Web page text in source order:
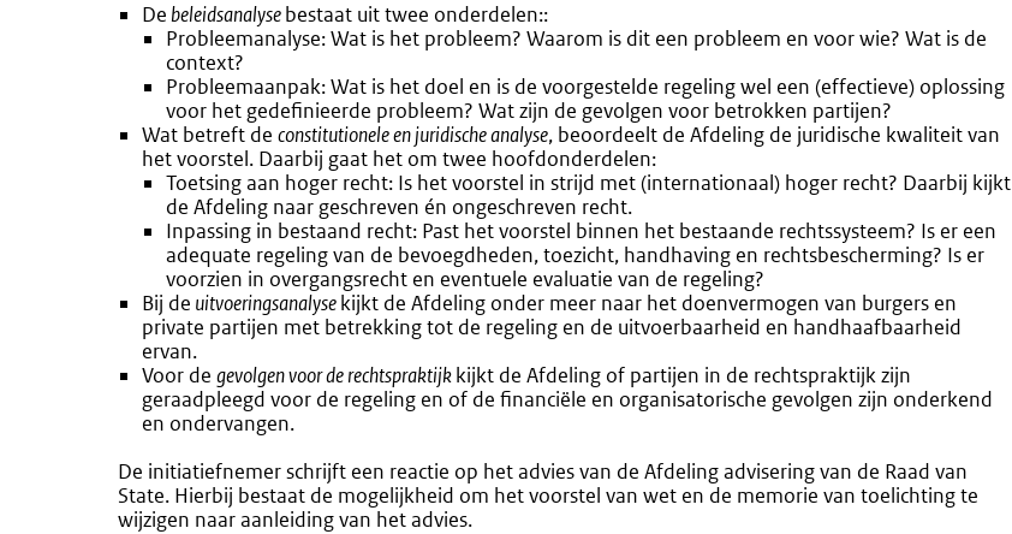
Debeleidsanalysebestaat uit twee onderdelen::
Probleemanalyse: Wat is het probleem? Waarom is dit een probleem en voor wie? Wat is de
context?
Probleemaanpak: Wat is het doel en is de voorgestelde regeling wel een (effectieve) oplossing
voor het gedefinieerde probleem? Wat zijn de gevolgen voor betrokken partijen?
Wat betreft de constitutionele en juridische analyse, beoordeelt de Afdeling de juridische kwaliteit van
het voorstel. Daarbij gaat het om twee hoofdonderdelen:
Toetsing aan hoger recht: Is het voorstel in strijd met (internationaal) hoger recht? Daarbij kijkt
de Afdeling naar geschreven én ongeschreven recht.
Inpassing in bestaand recht: Past het voorstel binnen het bestaande rechtssysteem? Is er een
adequate regeling van de bevoegdheden, toezicht, handhaving en rechtsbescherming? Is er
voorzien in overgangsrecht en eventuele evaluatie van de regeling?
Bij de uitvoeringsanalysekijkt de Afdeling onder meer naar het doenvermogen van burgers en
private partijen met betrekking tot de regeling en de uitvoerbaarheid en handhaafbaarheid
ervan.
Voor de gevolgen voor de rechtspraktijkkijkt de Afdeling of partijen in de rechtspraktijk zijn
geraadpleegd voor de regeling en of de financiële en organisatorische gevolgen zijn onderkend
en ondervangen.
De initiatiefnemer schrijft een reactie op het advies van de Afdeling advisering van de Raad van
State. Hierbij bestaat de mogelijkheid om het voorstel van wet en de memorie van toelichting te
wijzigen naar aanleiding van het advies.